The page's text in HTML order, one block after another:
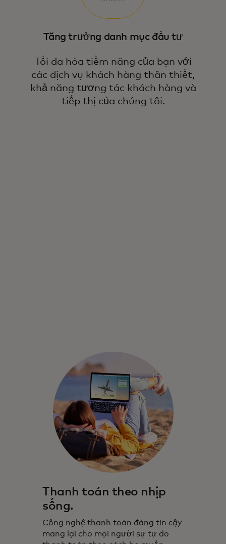
Tăng trưởng danh mục đầu tư
Tối đa hóa tiềm năng của bạn với
các dịch vụ khách hàng thân thiết,
khả năng tương tác khách hàng và
tiếp thị của chúng tôi.
Thanh toán theo nhịp
sống.
Công nghệ thanh toán đáng tin cậy
mang lại cho mọi người sự tự do